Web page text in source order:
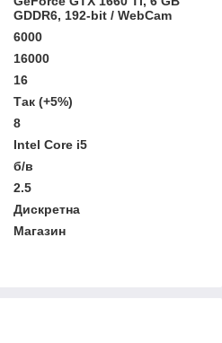
GDDR6, 192-bit / WebCam
6000
16000
16
Так (+5%)
8
Intel Core i5
б/в
2.5
Дискретна
Магазин